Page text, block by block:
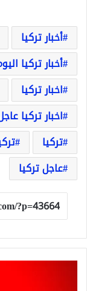
أخبار تركيا
أخبار تركيا
اخبار تركيا
اخبار تركيا
تركيا
عاجل تركيا